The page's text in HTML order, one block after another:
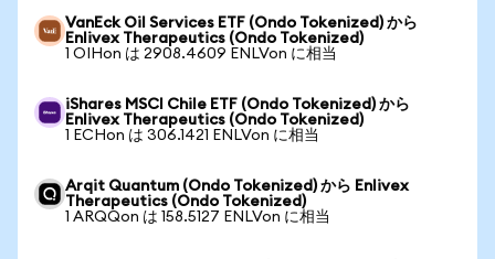
VanEck Oil Services ETF (Ondo Tokenized) から
Enlivex Therapeutics (Ondo Tokenized)
1 OIHon は 2908.4609 ENLVon に相当
iShares MSCI Chile ETF (Ondo Tokenized) から
Enlivex Therapeutics (Ondo Tokenized)
1 ECHon は 306.1421 ENLVon に相当
Arqit Quantum (Ondo Tokenized) から Enlivex
Therapeutics (Ondo Tokenized)
1 ARQQon は 158.5127 ENLVon に相当